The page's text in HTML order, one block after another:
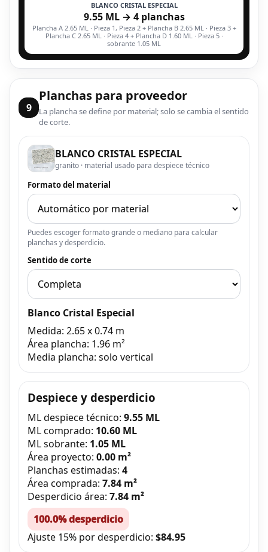
BLANCO CRISTAL ESPECIAL
9.55 ML → 4 planchas
Plancha A 2.65 ML · Pieza 1, Pieza 2 + Plancha B 2.65 ML · Pieza 3 +
Plancha C 2.65 ML · Pieza 4 + Plancha D 1.60 ML · Pieza 5 ·
sobrante 1.05 ML
9
Planchas para proveedor
La plancha se define por material; solo se cambia el sentido
de corte.
BLANCO CRISTAL ESPECIAL
granito · material usado para despiece técnico
Formato del material
Puedes escoger formato grande o mediano para calcular
planchas y desperdicio.
Sentido de corte
Blanco Cristal Especial
Medida: 2.65 x 0.74 m
Área plancha: 1.96 m²
Media plancha: solo vertical
Despiece y desperdicio
ML despiece técnico: 9.55 ML
ML comprado: 10.60 ML
ML sobrante: 1.05 ML
Área proyecto: 0.00 m²
Planchas estimadas: 4
Área comprada: 7.84 m²
Desperdicio área: 7.84 m²
100.0% desperdicio
Ajuste 15% por desperdicio: $84.95